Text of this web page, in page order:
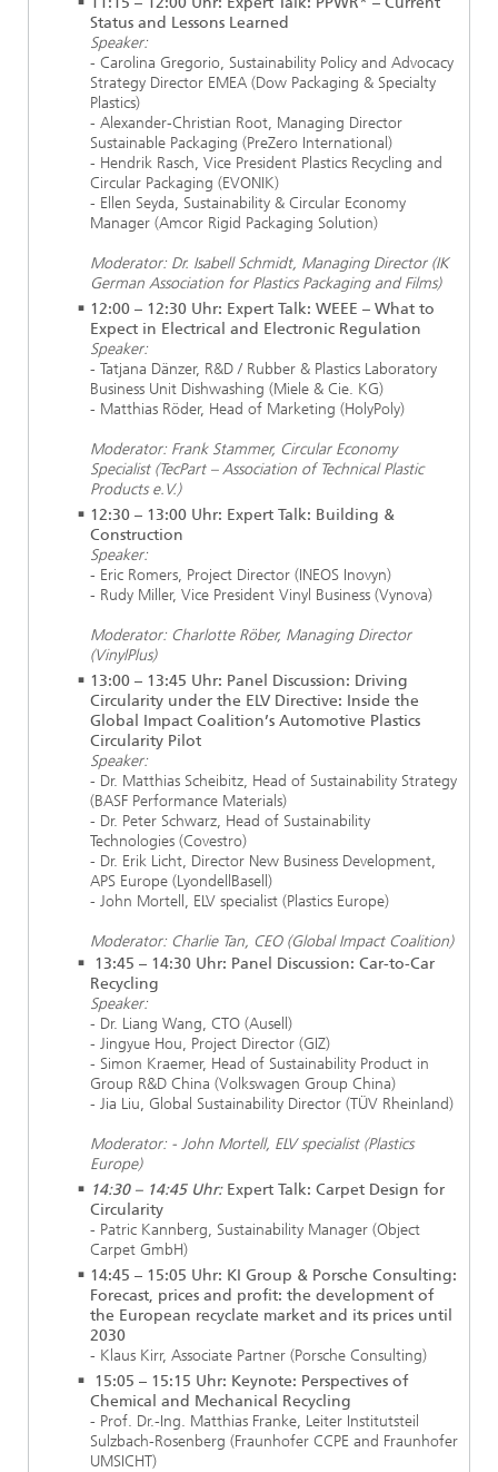
Status and Lessons Learned
Speaker:
- Carolina Gregorio, Sustainability Policy and Advocacy
Strategy Director EMEA (Dow Packaging & Specialty
Plastics)
- Alexander-Christian Root, Managing Director
Sustainable Packaging (PreZero International)
- Hendrik Rasch, Vice President Plastics Recycling and
Circular Packaging (EVONIK)
- Ellen Seyda, Sustainability & Circular Economy
Manager (Amcor Rigid Packaging Solution)
Moderator: Dr. Isabell Schmidt, Managing Director (IK
German Association for Plastics Packaging and Films)
12:00 – 12:30 Uhr: Expert Talk: WEEE – What to
Expect in Electrical and Electronic Regulation
Speaker:
- Tatjana Dänzer, R&D / Rubber & Plastics Laboratory
Business Unit Dishwashing (Miele & Cie. KG)
- Matthias Röder, Head of Marketing (HolyPoly)
Moderator: Frank Stammer, Circular Economy
Specialist (TecPart – Association of Technical Plastic
Products e.V.)
12:30 – 13:00 Uhr: Expert Talk: Building &
Construction
Speaker:
- Eric Romers, Project Director (INEOS Inovyn)
- Rudy Miller, Vice President Vinyl Business (Vynova)
Moderator: Charlotte Röber, Managing Director
(VinylPlus)
13:00 – 13:45 Uhr: Panel Discussion: Driving
Circularity under the ELV Directive: Inside the
Global Impact Coalition’s Automotive Plastics
Circularity Pilot
Speaker:
- Dr. Matthias Scheibitz, Head of Sustainability Strategy
(BASF Performance Materials)
- Dr. Peter Schwarz, Head of Sustainability
Technologies (Covestro)
- Dr. Erik Licht, Director New Business Development,
APS Europe (LyondellBasell)
- John Mortell, ELV specialist (Plastics Europe)
Moderator: Charlie Tan, CEO (Global Impact Coalition)
13:45 – 14:30 Uhr: Panel Discussion: Car-to-Car
Recycling
Speaker:
- Dr. Liang Wang, CTO (Ausell)
- Jingyue Hou, Project Director (GIZ)
- Simon Kraemer, Head of Sustainability Product in
Group R&D China (Volkswagen Group China)
- Jia Liu, Global Sustainability Director (TÜV Rheinland)
Moderator: - John Mortell, ELV specialist (Plastics
Europe)
14:30 – 14:45 Uhr: Expert Talk: Carpet Design for
Circularity
- Patric Kannberg, Sustainability Manager (Object
Carpet GmbH)
14:45 – 15:05 Uhr: KI Group & Porsche Consulting:
Forecast, prices and profit: the development of
the European recyclate market and its prices until
2030
- Klaus Kirr, Associate Partner (Porsche Consulting)
15:05 – 15:15 Uhr: Keynote: Perspectives of
Chemical and Mechanical Recycling
- Prof. Dr.-Ing. Matthias Franke, Leiter Institutsteil
Sulzbach-Rosenberg (Fraunhofer CCPE and Fraunhofer
UMSICHT)